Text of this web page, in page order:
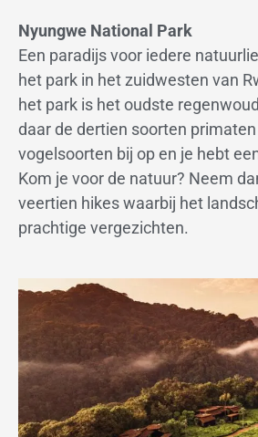
Nyungwe National Park
Een paradijs voor iedere
het park in het zuidwesten van
het park is het oudste
daar de dertien soorten
vogelsoorten bij op en je hebt
Kom je voor de natuur? Neem
veertien hikes waarbij het
prachtige vergezichten.